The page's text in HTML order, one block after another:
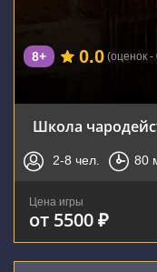
8+ 0.0 (оценок -
Школа
2-8 чел. 80
Цена игры
от 5500 ₽